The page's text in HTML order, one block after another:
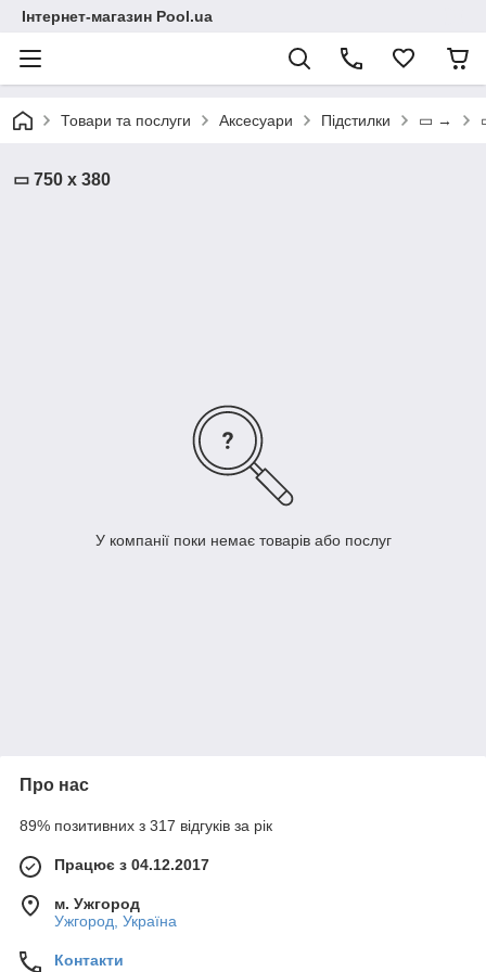
Інтернет-магазин Pool.ua
Товари та послуги Аксесуари Підстилки ▭ →
▭ 750 х 380
У компанії поки немає товарів або послуг
Про нас
89% позитивних з 317 відгуків за рік
Працює з 04.12.2017
м. Ужгород
Ужгород, Україна
Контакти